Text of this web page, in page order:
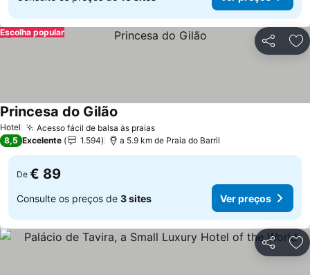
Partilhar
Escolha popular
Hotel Acesso fácil de balsa às praias
Princesa do Gilão
8,5 Excelente 1.594 a 5.9 km de Praia do Barril
De € 89
Consulte os preços de 3 sites Ver preços
Partilhar